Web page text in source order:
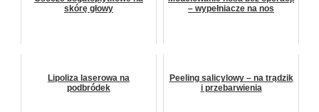
skórę głowy
– wypełniacze na nos
Lipoliza laserowa na
podbródek
Peeling salicylowy – na trądzik
i przebarwienia